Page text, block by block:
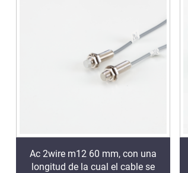
Ac 2wire m12 60 mm, con una
longitud de la cual el cable se